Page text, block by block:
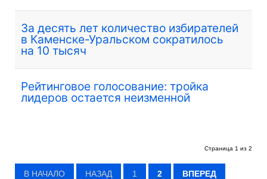
За десять лет количество избирателей
в Каменске-Уральском сократилось
на 10 тысяч
Рейтинговое голосование: тройка
лидеров остается неизменной
Страница 1 из 2
В НАЧАЛО НАЗАД 1 2 ВПЕРЕД